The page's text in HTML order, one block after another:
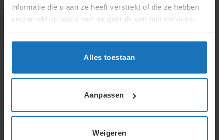
informatie die u aan ze heeft verstrekt of die ze hebben
verzameld op basis van uw gebruik van hun services.
Alles toestaan
Aanpassen
Weigeren
H7. Verjaring
Verjaring